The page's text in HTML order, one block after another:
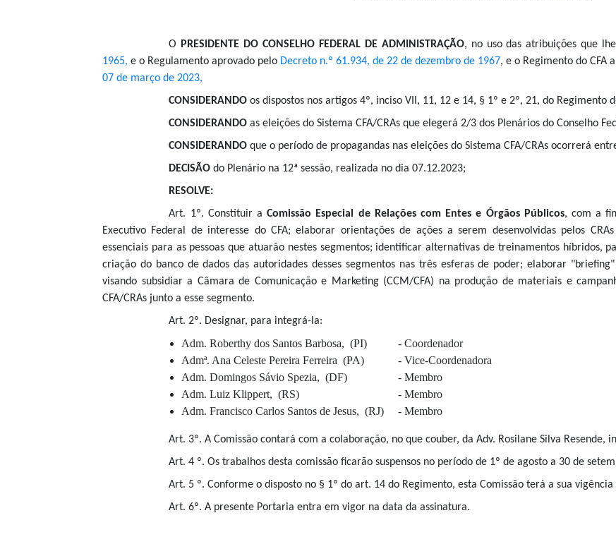
O PRESIDENTE DO CONSELHO FEDERAL DE ADMINISTRAÇÃO, no uso das atribuições que
1965, e o Regulamento aprovado pelo Decreto n.º 61.934, de 22 de dezembro de 1967, e o Regimento do CFA
07 de março de 2023,
CONSIDERANDO os dispostos nos artigos 4º, inciso VII, 11, 12 e 14, § 1º e 2º, 21,do Regimento
CONSIDERANDO as eleições do Sistema CFA/CRAs que elegerá 2/3 dos Plenários do Conselho
CONSIDERANDOque o período de propagandas nas eleições do Sistema CFA/CRAs ocorrerá
DECISÃO do Plenário na 12ª sessão, realizada no dia 07.12.2023;
RESOLVE:
Art. 1º. Constituir aComissão Especial de Relações com Entes e Órgãos Públicos, com a
Executivo Federal de interesse do CFA; elaborar orientações de ações a serem desenvolvidas pelos
essenciais para as pessoas que atuarão nestes segmentos; identificar alternativas de treinamentos híbridos,
criação do banco de dados das autoridades desses segmentos nas três esferas de poder; elaborar
visando subsidiar a Câmara de Comunicação e Marketing (CCM/CFA) na produção de materiais e
CFA/CRAs junto a esse segmento.
Art. 2º. Designar, para integrá-la:
Adm. Roberthy dos Santos Barbosa, (PI) - Coordenador
Admª. Ana Celeste Pereira Ferreira (PA) - Vice-Coordenadora
Adm. Domingos Sávio Spezia, (DF) - Membro
Adm. Luiz Klippert, (RS) - Membro
Adm. Francisco Carlos Santos de Jesus, (RJ) - Membro
Art. 3º.A Comissão contará com a colaboração, no que couber, da Adv. Rosilane Silva Resende,
Art. 4 º. Os trabalhos desta comissão ficarão suspensos no período de 1º de agosto a 30 de
Art. 5 º. Conforme o disposto no § 1º do art. 14 do Regimento, esta Comissão terá a sua
Art. 6º. A presente Portaria entra em vigor na data da assinatura.